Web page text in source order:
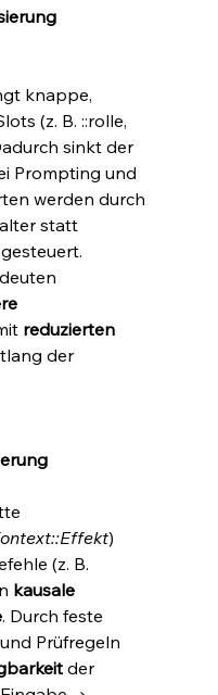
knappe,
(z. B. ::rolle,
sinkt der
Prompting und
werden durch
statt
reduzierten
der
)
(z. B.
kausale
. Durch feste
Prüfregeln
der